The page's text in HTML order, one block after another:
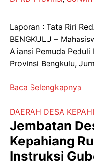
Laporan : Tata Riri
BENGKULU –
Aliansi Pemuda Peduli
Provinsi Bengkulu,
Baca Selengkapnya
DAERAH DESA
Jembatan
Kepahiang
Instruksi